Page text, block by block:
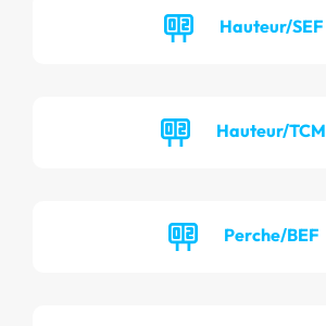
Hauteur/SEF
Hauteur/TCM
Perche/BEF